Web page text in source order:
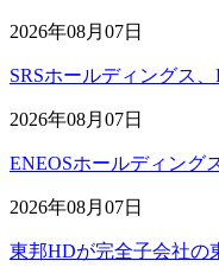
2026年08月07日
SRSホールディングス
2026年08月07日
ENEOSホールディング
2026年08月07日
東邦HDが完全子会社の